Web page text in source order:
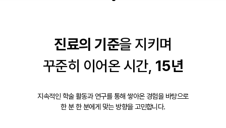
진료의 기준을 지키며
꾸준히 이어온 시간, 15년
지속적인 학술 활동과 연구를 통해 쌓아온 경험을 바탕으로
한 분 한 분에게 맞는 방향을 고민합니다.